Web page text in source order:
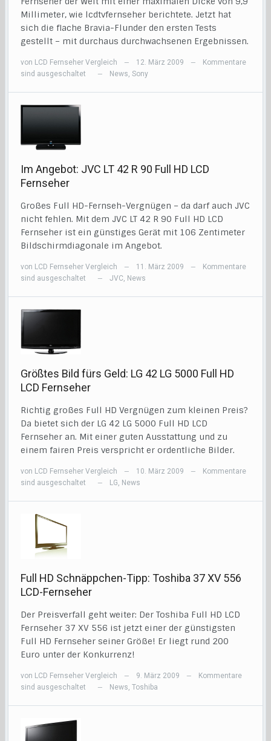
Millimeter, wie lcdtvfernseher berichtete. Jetzt hat
sich die flache Bravia-Flunder den ersten Tests
gestellt – mit durchaus durchwachsenen Ergebnissen.
von LCD Fernseher Vergleich — 12. März 2009 —
Kommentare
sind ausgeschaltet
— News,Sony
Im Angebot: JVC LT 42 R 90 Full HD LCD
Fernseher
Großes Full HD-Fernseh-Vergnügen – da darf auch JVC
nicht fehlen. Mit dem JVC LT 42 R 90 Full HD LCD
Fernseher ist ein günstiges Gerät mit 106 Zentimeter
Bildschirmdiagonale im Angebot.
von LCD Fernseher Vergleich — 11. März 2009 —
Kommentare
sind ausgeschaltet
— JVC, News
Größtes Bild fürs Geld: LG 42 LG 5000 Full HD
LCD Fernseher
Richtig großes Full HD Vergnügen zum kleinen Preis?
Da bietet sich der LG 42 LG 5000 Full HD LCD
Fernseher an. Mit einer guten Ausstattung und zu
einem fairen Preis verspricht er ordentliche Bilder.
von LCD Fernseher Vergleich — 10. März 2009 —
Kommentare
sind ausgeschaltet
— LG, News
Full HD Schnäppchen-Tipp: Toshiba 37 XV 556
LCD-Fernseher
Der Preisverfall geht weiter: Der Toshiba Full HD LCD
Fernseher 37 XV 556 ist jetzt einer der günstigsten
Full HD Fernseher seiner Größe! Er liegt rund 200
Euro unter der Konkurrenz!
von LCD Fernseher Vergleich — 9. März 2009 —
Kommentare
sind ausgeschaltet
— News,Toshiba